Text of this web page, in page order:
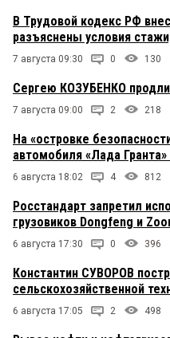
В Трудовой кодекс РФ
разъяснены условия
7 августа 09:30 0 130
Сергею КОЗУБЕНКО
7 августа 09:00 2 218
На «островке
автомобиля «Лада
6 августа 18:02 4 812
Росстандарт запретил
грузовиков Dongfeng и
6 августа 17:30 0 396
Константин СУВОРОВ
сельскохозяйственной
6 августа 17:05 2 498